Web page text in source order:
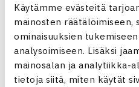
Käytämme evästeitä
mainosten räätälöimiseen,
ominaisuuksien
analysoimiseen. Lisäksi
mainosalan ja analytiikka-
tietoja siitä, miten käytät
tarkoitettu tukea hakeville
lausujille ja yleisesti liikuntaa
työntekijöille.Tallenne
Olympiakomitean YouTube-
Ilmoittautumiset ja lisätiedot: